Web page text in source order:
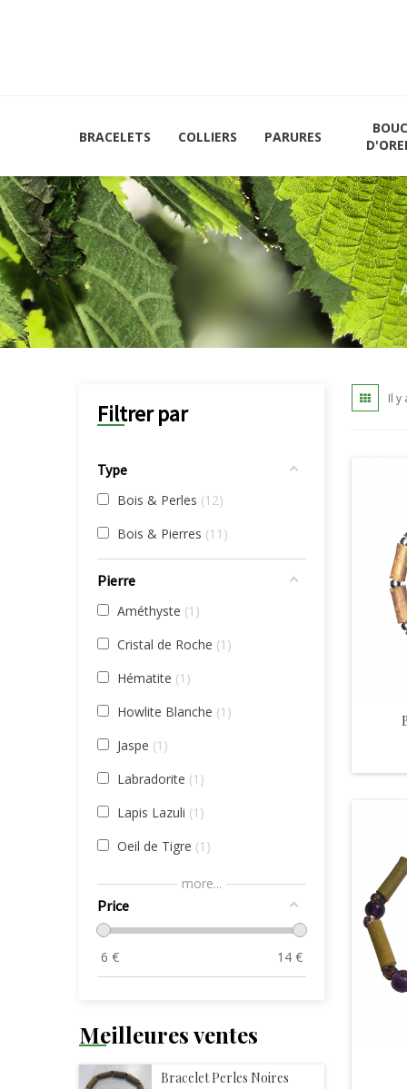
BRACELETS COLLIERS PARURES
Filtrer par
Type
Bois & Perles 12
Bois & Pierres 11
Pierre
Améthyste 1
Cristal de Roche 1
Hématite 1
Howlite Blanche 1
Jaspe 1
Labradorite 1
Lapis Lazuli 1
Oeil de Tigre 1
Tourmaline noire
1
more...
Price
6 € 14 €
Meilleures ventes
Bracelet Perles Noires
Il y